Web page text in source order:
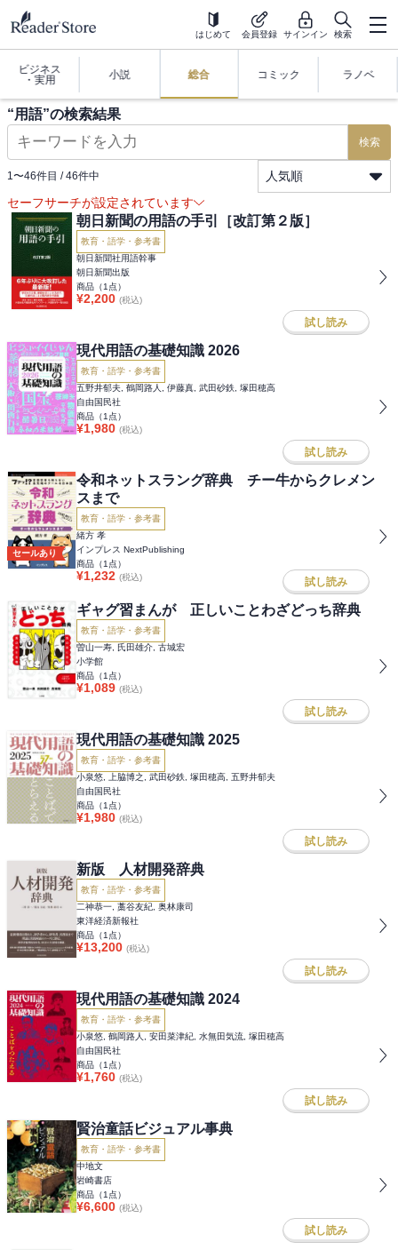
はじめて 会員登録 サインイン 検索
ビジネス
・実用
小説 総合 コミック ラノベ
“用語”の検索結果
検索
1〜46件目 / 46件中
人気順
セーフサーチが設定されています
朝日新聞の用語の手引［改訂第２版］
教育・語学・参考書
朝日新聞社用語幹事
朝日新聞出版
商品（1 点）
¥2,200 (税込)
試し読み
現代用語の基礎知識 2026
教育・語学・参考書
五野井郁夫, 鶴岡路人, 伊藤真, 武田砂鉄, 塚田穂高
自由国民社
商品（1 点）
¥1,980 (税込)
試し読み
セールあり
令和ネットスラング辞典 チー牛からクレメン
スまで
教育・語学・参考書
緒方 孝
インプレス NextPublishing
商品（1 点）
¥1,232 (税込) 試し読み
ギャグ習まんが 正しいことわざどっち辞典
教育・語学・参考書
曽山一寿, 氏田雄介, 古城宏
小学館
商品（1 点）
¥1,089 (税込)
試し読み
現代用語の基礎知識 2025
教育・語学・参考書
小泉悠, 上脇博之, 武田砂鉄, 塚田穂高, 五野井郁夫
自由国民社
商品（1 点）
¥1,980 (税込)
試し読み
新版 人材開発辞典
教育・語学・参考書
二神恭一, 藁谷友紀, 奥林康司
東洋経済新報社
商品（1 点）
¥13,200 (税込)
試し読み
現代用語の基礎知識 2024
教育・語学・参考書
小泉悠, 鶴岡路人, 安田菜津紀, 水無田気流, 塚田穂高
自由国民社
商品（1 点）
¥1,760 (税込)
試し読み
賢治童話ビジュアル事典
教育・語学・参考書
中地文
岩崎書店
商品（1 点）
¥6,600 (税込)
試し読み